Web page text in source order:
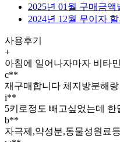
2025년 01월 구매금
2024년 12월 무이자
사용후기
+
아침에 일어나자마자 비타
c**
재구매합니다 체지방분해
i**
5키로정도 빼고싶었는데
b**
자극제,약성분,동물성원료